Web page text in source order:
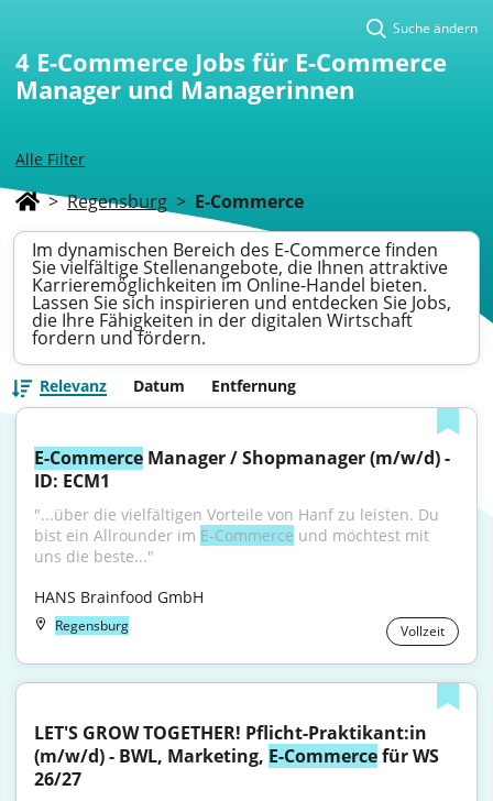
Alle Filter
Suche ändern
4 E-Commerce Jobs für E-Commerce
Manager und Managerinnen
> Regensburg > E-Commerce
Im dynamischen Bereich des E-Commerce finden
Sie vielfältige Stellenangebote, die Ihnen attraktive
Karrieremöglichkeiten im Online-Handel bieten.
Lassen Sie sich inspirieren und entdecken Sie Jobs,
die Ihre Fähigkeiten in der digitalen Wirtschaft
fordern und fördern.
Relevanz Datum Entfernung
E-Commerce Manager / Shopmanager (m/w/d) -
ID: ECM1
"...über die vielfältigen Vorteile von Hanf zu leisten. Du
bist ein Allrounder im E-Commerce und möchtest mit
uns die beste..."
HANS Brainfood GmbH
Regensburg Vollzeit
LET'S GROW TOGETHER! Pflicht-Praktikant:in
(m/w/d) - BWL, Marketing, E-Commerce für WS
26/27